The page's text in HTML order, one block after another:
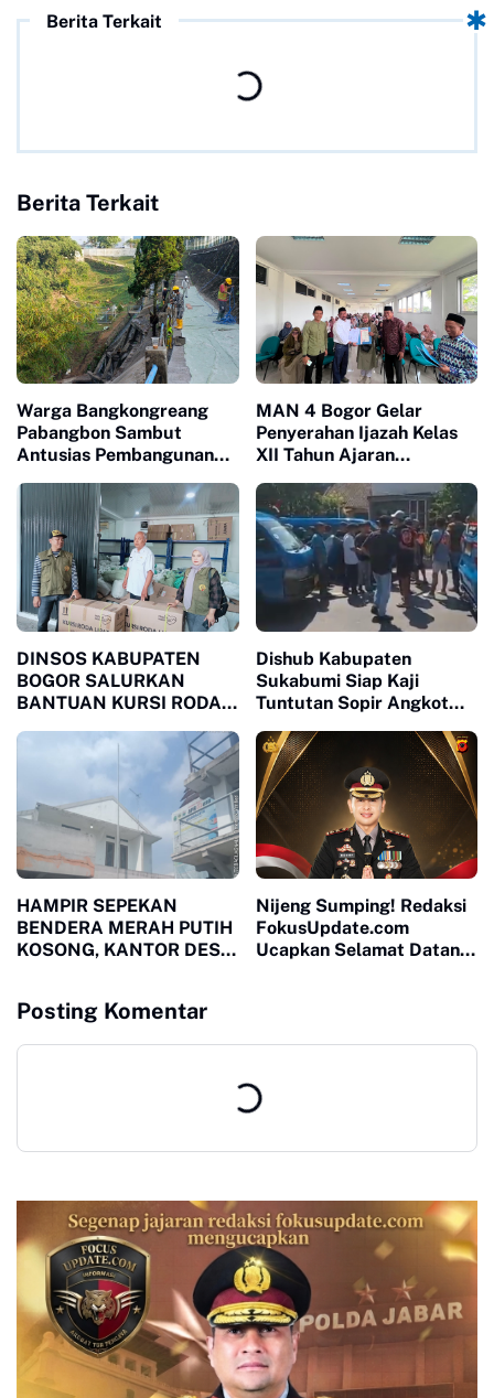
Berita Terkait
Berita Terkait
Warga Bangkongreang
Pabangbon Sambut
Antusias Pembangunan
Amerta Indah Otsuka
MAN 4 Bogor Gelar
Penyerahan Ijazah Kelas
XII Tahun Ajaran
Pentingnya Sinergi
Madrasah dan Keluarga
DINSOS KABUPATEN
BOGOR SALURKAN
BANTUAN KURSI RODA
JAWAB KEBUTUHAN
WARGA MEGAMENDUNG
DAN CIOMAS
Dishub Kabupaten
Sukabumi Siap Kaji
Tuntutan Sopir Angkot
Trayek hingga Stasiun
Cicurug
HAMPIR SEPEKAN
BENDERA MERAH PUTIH
KOSONG, KANTOR DESA
Nijeng Sumping! Redaksi
FokusUpdate.com
Ucapkan Selamat Datang
Posting Komentar